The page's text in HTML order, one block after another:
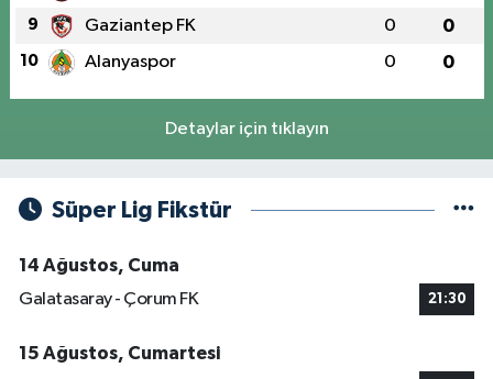
9 Gaziantep FK 0 0
10 Alanyaspor 0 0
Detaylar için tıklayın
Süper Lig Fikstür
14 Ağustos, Cuma
Galatasaray - Çorum FK
21:30
15 Ağustos, Cumartesi